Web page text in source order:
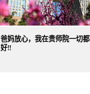
爸妈放心，我在贵师院一切都
好‼️